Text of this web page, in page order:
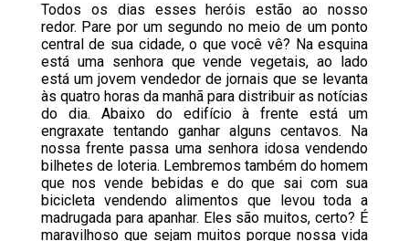
Todos os dias esses heróis estão ao nosso
redor. Pare por um segundo no meio de um ponto
central de sua cidade, o que você vê? Na esquina
está uma senhora que vende vegetais, ao lado
está um jovem vendedor de jornais que se levanta
às quatro horas da manhã para distribuir as notícias
do dia. Abaixo do edifício à frente está um
engraxate tentando ganhar alguns centavos. Na
nossa frente passa uma senhora idosa vendendo
bilhetes de loteria. Lembremos também do homem
que nos vende bebidas e do que sai com sua
bicicleta vendendo alimentos que levou toda a
madrugada para apanhar. Eles são muitos, certo? É
maravilhoso que sejam muitos porque nossa vida